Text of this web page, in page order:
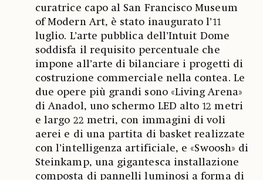
curatrice capo al San Francisco Museum
of Modern Art, è stato inaugurato l’11
luglio. L’arte pubblica dell’Intuit Dome
soddisfa il requisito percentuale che
impone all’arte di bilanciare i progetti di
costruzione commerciale nella contea. Le
due opere più grandi sono «Living Arena»
di Anadol, uno schermo LED alto 12 metri
e largo 22 metri, con immagini di voli
aerei e di una partita di basket realizzate
con l’intelligenza artificiale, e «Swoosh» di
Steinkamp, una gigantesca installazione
composta di pannelli luminosi a forma di